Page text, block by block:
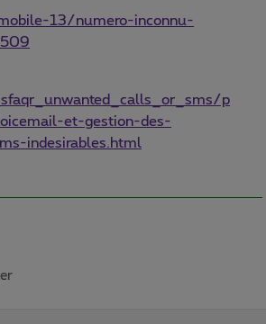
13/numero-inconnu-
p
et-gestion-des-
indesirables.html